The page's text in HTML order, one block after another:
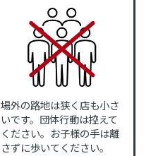
場外の路地は狭く店も小さ
いです。団体行動は控えて
ください。お子様の手は離
さずに歩いてください。